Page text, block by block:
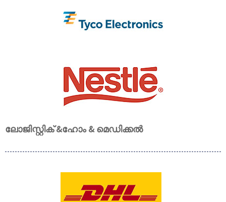
ലോജിസ്റ്റിക് &ഹോം & മെഡിക്കൽ